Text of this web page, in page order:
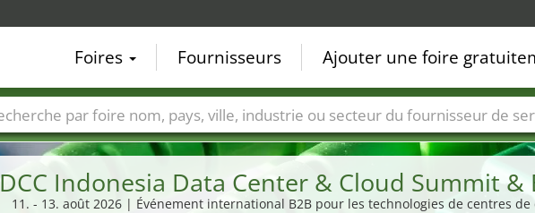
DCC Indonesia Data Center & Cloud Summit &
11. - 13. août 2026 | Événement international B2B pour les technologies de centres
Foires Fournisseurs Ajouter une foire
Foire noms Pays Villes Secteurs de foire Secteurs du fournisseur de